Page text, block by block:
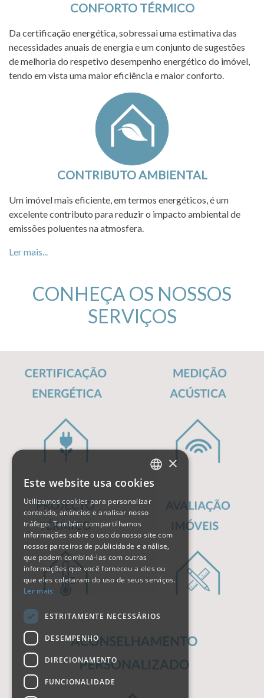
CONFORTO TÉRMICO
Da certificação energética, sobressai uma estimativa das
necessidades anuais de energia e um conjunto de sugestões
de melhoria do respetivo desempenho energético do imóvel,
tendo em vista uma maior eficiência e maior conforto.
CONTRIBUTO AMBIENTAL
Um imóvel mais eficiente, em termos energéticos, é um
excelente contributo para reduzir o impacto ambiental de
emissões poluentes na atmosfera.
Ler mais...
CONHEÇA OS NOSSOS
SERVIÇOS
PORTUGUESE
ENGLISH
×
Este website usa cookies
Utilizamos cookies para personalizar
conteúdo, anúncios e analisar nosso
tráfego. Também compartilhamos
informações sobre o uso do nosso site com
nossos parceiros de publicidade e análise,
que podem combiná-las com outras
informações que você forneceu a eles ou
que eles coletaram do uso de seus serviços.
Ler mais
ESTRITAMENTE NECESSÁRIOS
DESEMPENHO
DIRECIONAMENTO
FUNCIONALIDADE